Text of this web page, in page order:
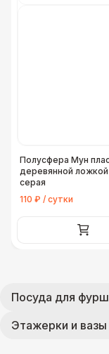
Полусфера Мун
деревянной
серая
110 ₽ / сутки
Посуда для
Этажерки и